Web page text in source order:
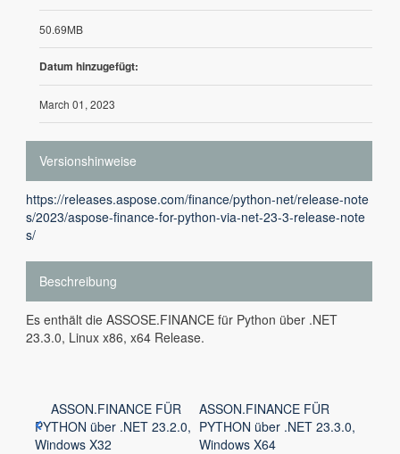
50.69MB
Datum hinzugefügt:
March 01, 2023
Versionshinweise
https://releases.aspose.com/finance/python-net/release-note
s/2023/aspose-finance-for-python-via-net-23-3-release-note
s/
Beschreibung
Es enthält die ASSOSE.FINANCE für Python über .NET
23.3.0, Linux x86, x64 Release.
ASSON.FINANCE FÜR
PYTHON über .NET 23.2.0,
Windows X32
ASSON.FINANCE FÜR
PYTHON über .NET 23.3.0,
Windows X64